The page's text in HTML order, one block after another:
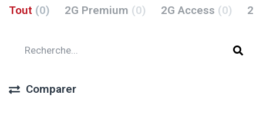
Tout (0) 2G Premium (0) 2G Access (0)
Comparer